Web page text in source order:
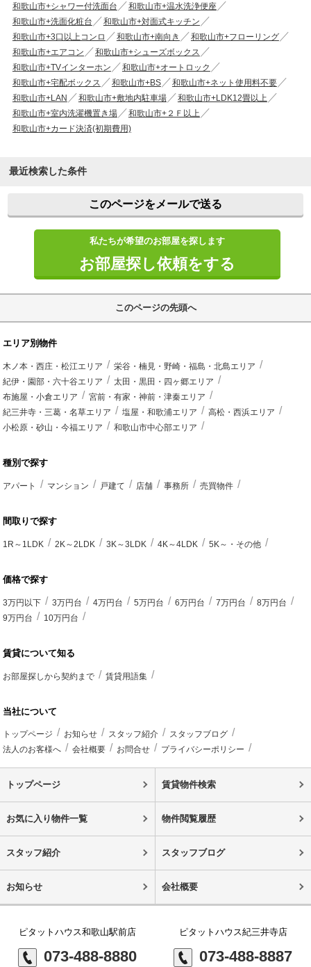
和歌山市+シャワー付洗面台
和歌山市+温水洗浄便座
和歌山市+洗面化粧台
和歌山市+対面式キッチン
和歌山市+3口以上コンロ
和歌山市+南向き
和歌山市+フローリング
和歌山市+エアコン
和歌山市+シューズボックス
和歌山市+TVインターホン
和歌山市+オートロック
和歌山市+宅配ボックス
和歌山市+BS
和歌山市+ネット使用料不要
和歌山市+LAN
和歌山市+敷地内駐車場
和歌山市+LDK12畳以上
和歌山市+室内洗濯機置き場
和歌山市+２Ｆ以上
和歌山市+カード決済(初期費用)
最近検索した条件
このページをメールで送る
私たちが希望のお部屋を探します
お部屋探し依頼をする
このページの先頭へ
エリア別物件
木ノ本・西庄・松江エリア
栄谷・楠見・野崎・福島・北島エリア
紀伊・園部・六十谷エリア
太田・黒田・四ヶ郷エリア
布施屋・小倉エリア
宮前・有家・神前・津秦エリア
紀三井寺・三葛・名草エリア
塩屋・和歌浦エリア
高松・西浜エリア
小松原・砂山・今福エリア
和歌山市中心部エリア
種別で探す
アパート マンション 戸建て 店舗 事務所 売買物件
間取りで探す
1R～1LDK 2K～2LDK 3K～3LDK 4K～4LDK 5K～・その他
価格で探す
3万円以下 3万円台 4万円台 5万円台 6万円台 7万円台
8万円台
9万円台
10万円台
賃貸について知る
お部屋探しから契約まで 賃貸用語集
当社について
トップページ お知らせ スタッフ紹介
スタッフブログ
法人のお客様へ
会社概要 お問合せ プライバシーポリシー
トップページ 賃貸物件検索
お気に入り物件一覧 物件閲覧履歴
スタッフ紹介 スタッフブログ
お知らせ 会社概要
ピタットハウス和歌山駅前店
073-488-8880
ピタットハウス紀三井寺店
073-488-8887